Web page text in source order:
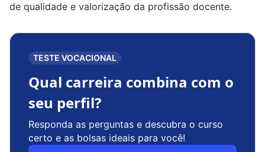
de qualidade e valorização da profissão docente.
TESTE VOCACIONAL
Qual carreira combina com o
seu perfil?
Responda as perguntas e descubra o curso
certo e as bolsas ideais para você!